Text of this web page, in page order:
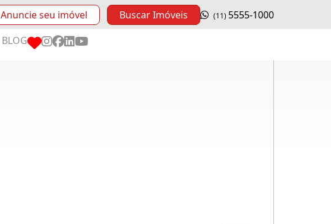
Anuncie seu imóvel Buscar Imóveis (11) 5555-1000
BLOG